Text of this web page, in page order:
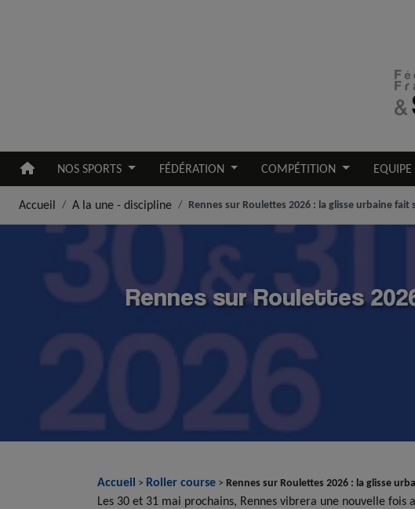
NOS SPORTS FÉDÉRATION COMPÉTITION
Accueil A la une - discipline Rennes sur Roulettes 2026 : la glisse urbaine
Rennes sur Roulettes
Accueil > Roller course > Rennes sur Roulettes 2026 : la glisse
Les 30 et 31 mai prochains, Rennes vibrera une nouvelle